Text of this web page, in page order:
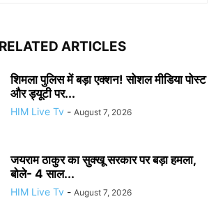
RELATED ARTICLES
शिमला पुलिस में बड़ा एक्शन! सोशल मीडिया पोस्ट
और ड्यूटी पर...
HIM Live Tv - August 7, 2026
जयराम ठाकुर का सुक्खू सरकार पर बड़ा हमला,
बोले- 4 साल...
HIM Live Tv - August 7, 2026